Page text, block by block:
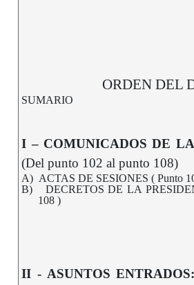
ORDEN DEL
SUMARIO
I – COMUNICADOS DE
(Del punto 102 al punto 108)
A) ACTAS DE SESIONES ( Punto
B)
DECRETOS DE LA
108 )
II - ASUNTOS ENTRADOS: